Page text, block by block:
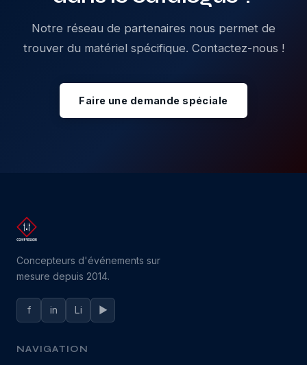
Notre réseau de partenaires nous permet de
trouver du matériel spécifique. Contactez-nous !
Faire une demande spéciale
Concepteurs d'événements sur
mesure depuis 2014.
f in Li ▶
NAVIGATION